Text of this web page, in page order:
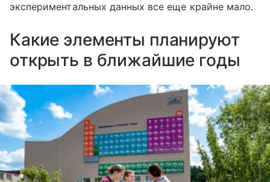
экспериментальных данных все еще крайне мало.
Какие элементы планируют
открыть в ближайшие годы